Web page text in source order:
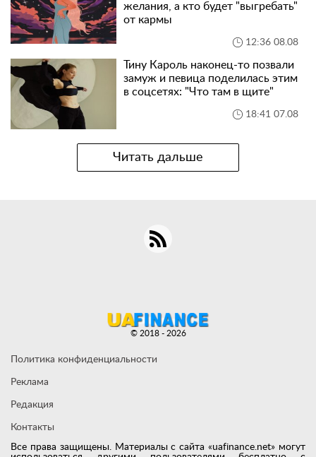
желания, а кто будет "выгребать"
от кармы
12:36 08.08
Тину Кароль наконец-то позвали
замуж и певица поделилась этим
в соцсетях: "Что там в щите"
18:41 07.08
Читать дальше
Все права защищены. Материалы с сайта «uafinance.net» могут
Политика конфиденциальности
Реклама
Редакция
Контакты
© 2018 - 2026